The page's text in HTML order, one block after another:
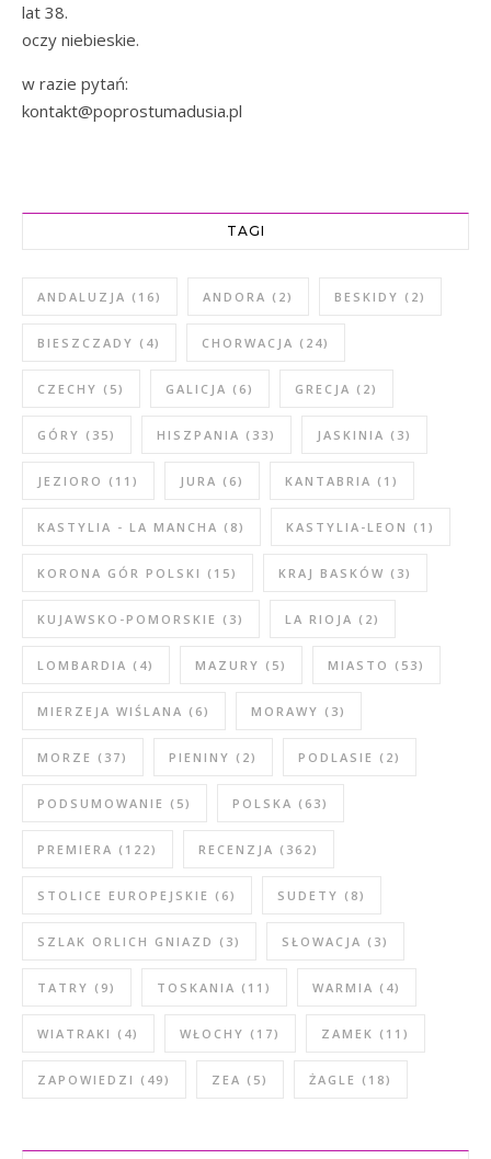
lat 38.
oczy niebieskie.
w razie pytań:
kontakt@poprostumadusia.pl
TAGI
ANDALUZJA (16) ANDORA (2) BESKIDY (2)
BIESZCZADY (4) CHORWACJA (24)
CZECHY (5) GALICJA (6) GRECJA (2)
GÓRY (35) HISZPANIA (33) JASKINIA (3)
JEZIORO (11) JURA (6) KANTABRIA (1)
KASTYLIA - LA MANCHA (8) KASTYLIA-LEON (1)
KORONA GÓR POLSKI (15) KRAJ BASKÓW (3)
KUJAWSKO-POMORSKIE (3) LA RIOJA (2)
LOMBARDIA (4) MAZURY (5) MIASTO (53)
MIERZEJA WIŚLANA (6) MORAWY (3)
MORZE (37) PIENINY (2) PODLASIE (2)
PODSUMOWANIE (5) POLSKA (63)
PREMIERA (122) RECENZJA (362)
STOLICE EUROPEJSKIE (6) SUDETY (8)
SZLAK ORLICH GNIAZD (3) SŁOWACJA (3)
TATRY (9) TOSKANIA (11) WARMIA (4)
WIATRAKI (4) WŁOCHY (17) ZAMEK (11)
ZAPOWIEDZI (49) ZEA (5) ŻAGLE (18)